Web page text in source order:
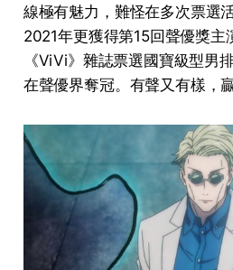
線極有魅力，難怪在多次票選
2021年更獲得第15回聲優獎主
《ViVi》雜誌票選國寶級型男
在聲優界奪冠。有聲又有樣，贏